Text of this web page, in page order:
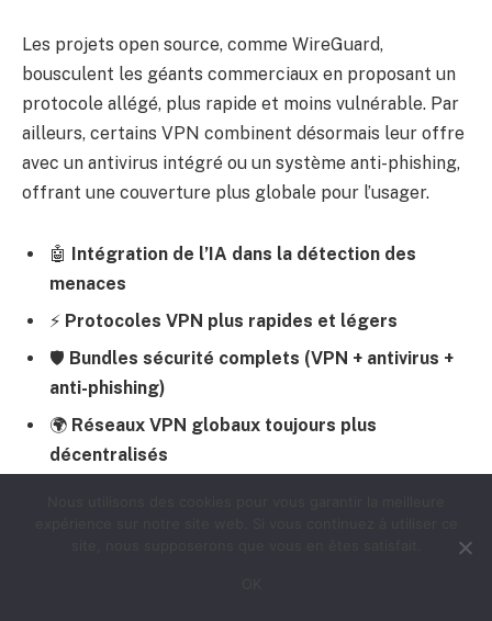
Les projets open source, comme WireGuard,
bousculent les géants commerciaux en proposant un
protocole allégé, plus rapide et moins vulnérable. Par
ailleurs, certains VPN combinent désormais leur offre
avec un antivirus intégré ou un système anti-phishing,
offrant une couverture plus globale pour l’usager.
🤖 Intégration de l’IA dans la détection des
menaces
⚡ Protocoles VPN plus rapides et légers
🛡️ Bundles sécurité complets (VPN + antivirus +
anti-phishing)
🌍 Réseaux VPN globaux toujours plus
décentralisés